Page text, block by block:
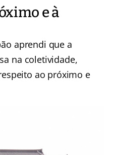
e à
aprendi que a
na coletividade,
ao próximo e